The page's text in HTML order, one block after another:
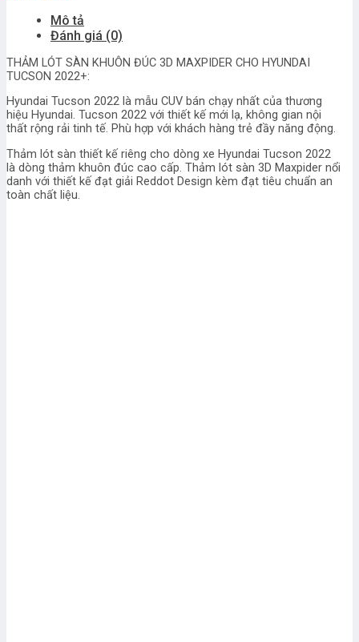
2022
số
lượng
Mô tả
Đánh giá (0)
THẢM LÓT SÀN KHUÔN ĐÚC 3D MAXPIDER CHO HYUNDAI
TUCSON 2022+:
Hyundai Tucson 2022 là mẫu CUV bán chạy nhất của thương
hiệu Hyundai. Tucson 2022 với thiết kế mới lạ, không gian nội
thất rộng rải tinh tế. Phù hợp với khách hàng trẻ đầy năng động.
Thảm lót sàn thiết kế riêng cho dòng xe Hyundai Tucson 2022
là dòng thảm khuôn đúc cao cấp. Thảm lót sàn 3D Maxpider nổi
danh với thiết kế đạt giải Reddot Design kèm đạt tiêu chuẩn an
toàn chất liệu.